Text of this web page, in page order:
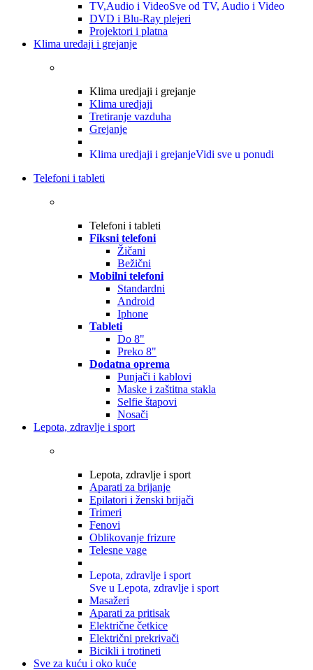
TV,Audio i VideoSve od TV, Audio i Video
DVD i Blu-Ray plejeri
Projektori i platna
Klima uređaji i grejanje
Klima uredjaji i grejanje
Klima uredjaji
Tretiranje vazduha
Grejanje
Klima uredjaji i grejanjeVidi sve u ponudi
Telefoni i tableti
Telefoni i tableti
Fiksni telefoni
Žičani
Bežični
Mobilni telefoni
Standardni
Android
Iphone
Tableti
Do 8"
Preko 8"
Dodatna oprema
Punjači i kablovi
Maske i zaštitna stakla
Selfie štapovi
Nosači
Lepota, zdravlje i sport
Lepota, zdravlje i sport
Aparati za brijanje
Epilatori i ženski brijači
Trimeri
Fenovi
Oblikovanje frizure
Telesne vage
Lepota, zdravlje i sport
Sve u Lepota, zdravlje i sport
Masažeri
Aparati za pritisak
Električne četkice
Električni prekrivači
Bicikli i trotineti
Sve za kuću i oko kuće